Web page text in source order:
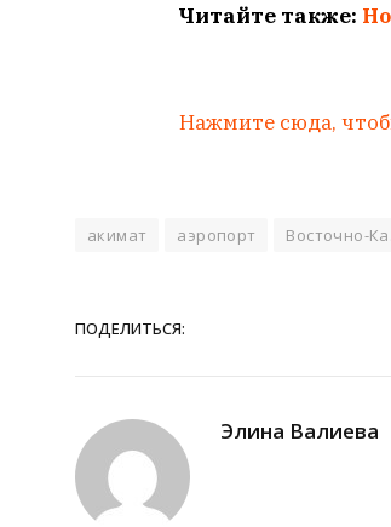
Читайте также:
Нажмите сюда,
акимат аэропорт Восточно-
ПОДЕЛИТЬСЯ:
Элина Валиева